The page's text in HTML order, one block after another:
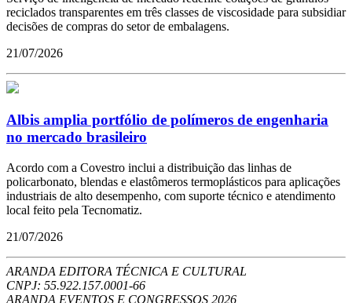
reciclados transparentes em três classes de viscosidade para subsidiar
decisões de compras do setor de embalagens.
21/07/2026
Albis amplia portfólio de polímeros de engenharia
no mercado brasileiro
Acordo com a Covestro inclui a distribuição das linhas de
policarbonato, blendas e elastômeros termoplásticos para aplicações
industriais de alto desempenho, com suporte técnico e atendimento
local feito pela Tecnomatiz.
21/07/2026
ARANDA EDITORA TÉCNICA E CULTURAL
CNPJ: 55.922.157.0001-66
ARANDA EVENTOS E CONGRESSOS 2026